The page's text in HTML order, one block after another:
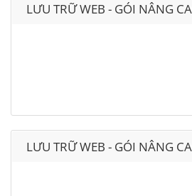
LƯU TRỮ WEB - GÓI NÂNG
LƯU TRỮ WEB - GÓI NÂNG